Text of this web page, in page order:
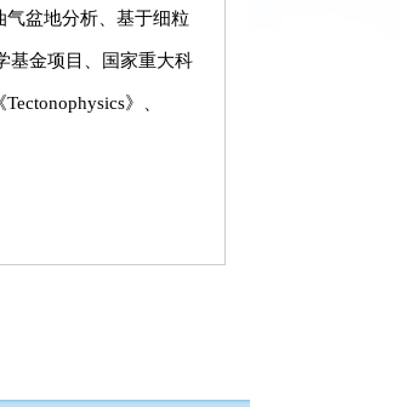
气盆地分析、基于细粒
基金项目、国家重大科
》、